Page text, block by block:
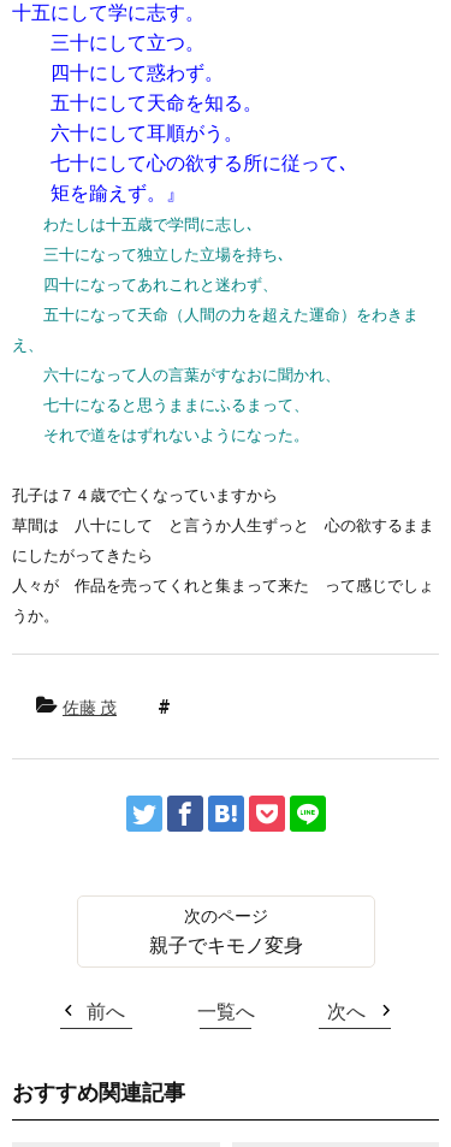
十五にして学に志す。
三十にして立つ。
四十にして惑わず。
五十にして天命を知る。
六十にして耳順がう。
七十にして心の欲する所に従って､
矩を踰えず。
』
わたしは十五歳で学問に志し､
三十になって独立した立場を持ち､
四十になってあれこれと迷わず、
五十になって天命（人間の力を超えた運命）をわきま
え、
六十になって人の言葉がすなおに聞かれ、
七十になると思うままにふるまって、
それで道をはずれないようになった。
孔子は７４歳で亡くなっていますから
草間は 八十にして と言うか人生ずっと 心の欲するまま
にしたがってきたら
人々が 作品を売ってくれと集まって来た って感じでしょ
うか。
佐藤 茂
親子でキモノ変身
前へ 一覧へ 次へ
おすすめ関連記事